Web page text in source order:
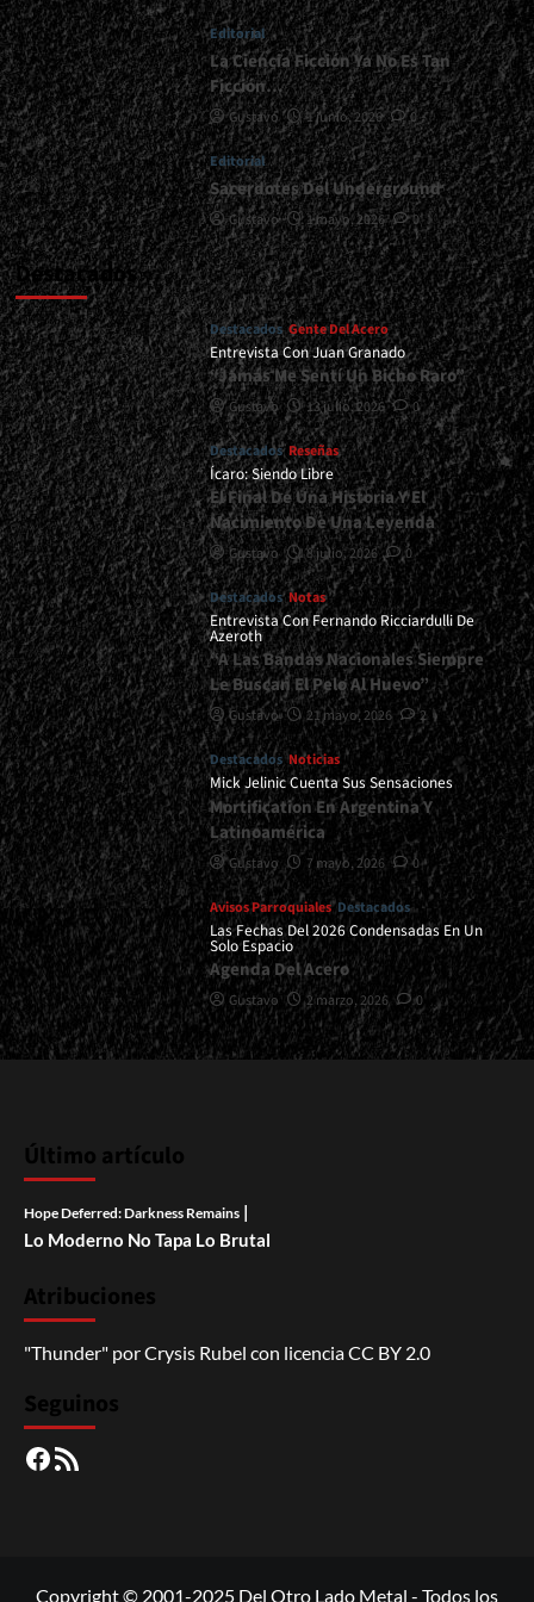
Gustó<span>
|
</span>
</small>
<div>Los
Discos
Más
Destacados
Del
2025</div>
Editorial
La Ciencia Ficción Ya No Es Tan
Ficción…
Gustavo 1 junio, 2026 0
Editorial
Sacerdotes Del Underground
Gustavo 1 mayo, 2026 0
Destacados
Destacados Gente Del Acero
Entrevista Con Juan Granado
“Jamás Me Sentí Un Bicho Raro”
Gustavo 13 julio, 2026 0
Destacados Reseñas
Ícaro: Siendo Libre
El Final De Una Historia Y El
Nacimiento De Una Leyenda
Gustavo 8 julio, 2026 0
Destacados Notas
Entrevista Con Fernando Ricciardulli De
Azeroth
“A Las Bandas Nacionales Siempre
Le Buscan El Pelo Al Huevo”
Gustavo 21 mayo, 2026 2
Destacados Noticias
Mick Jelinic Cuenta Sus Sensaciones
Mortification En Argentina Y
Latinoamérica
Gustavo 7 mayo, 2026 0
Avisos Parroquiales Destacados
Las Fechas Del 2026 Condensadas En Un
Solo Espacio
Agenda Del Acero
Gustavo 2 marzo, 2026 0
Último artículo
Hope Deferred: Darkness Remains |
Lo Moderno No Tapa Lo Brutal
Atribuciones
"Thunder" porCrysis Rubel con licenciaCC BY 2.0
Seguinos
Facebook
RSS
Copyright © 2001-2025 Del Otro Lado Metal - Todos los